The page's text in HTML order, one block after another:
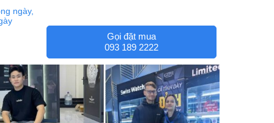
ngày,
Gọi đặt mua
093 189 2222